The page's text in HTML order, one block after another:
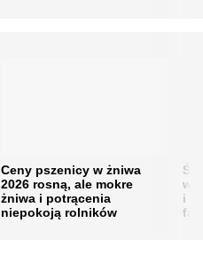
Ceny pszenicy w żniwa
2026 rosną, ale mokre
żniwa i potrącenia
niepokoją rolników
i